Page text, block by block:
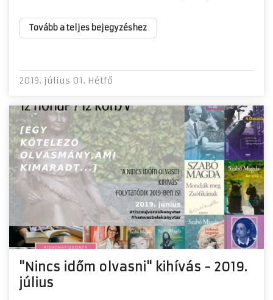
Tovább a teljes bejegyzéshez
2019. július 01. Hétfő
"Nincs időm olvasni" kihívás - 2019.
július